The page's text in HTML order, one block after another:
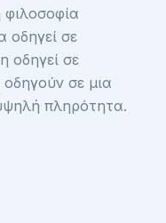
οδηγεί σε
οδηγεί σε
οδηγούν σε μια
πληρότητα.